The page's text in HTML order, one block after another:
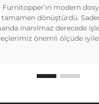
modern
dönüştürdü.
inanılmaz derecede
önemli ölçüde